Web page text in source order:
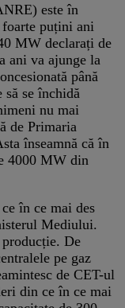
este în
puțini ani
MW declarați de
ani va ajunge la
până
se închidă
nu mai
de Primaria
înseamnă că în
4000 MW din
în ce mai des
Mediului.
producție. De
pe gaz
de CET-ul
din ce în ce mai